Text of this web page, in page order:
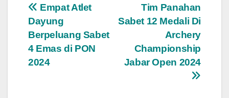
Navigasi
pos
Tim Panahan
Sabet 12 Medali Di
Archery
Championship
Jabar Open 2024
Empat Atlet
Dayung
Berpeluang Sabet
4 Emas di PON
2024